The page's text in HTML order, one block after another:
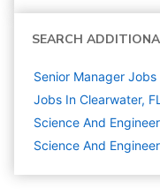
SEARCH
Senior Manager Jobs
Jobs In Clearwater, FL
Science And
Science And